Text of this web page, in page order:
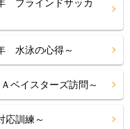
ラインドサッカ
水泳の心得～
イスターズ訪問～
訓練～